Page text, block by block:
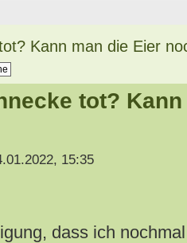
Kann man die Eier
tot?
15:35
dass ich